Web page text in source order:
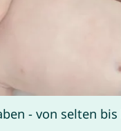
- von selten